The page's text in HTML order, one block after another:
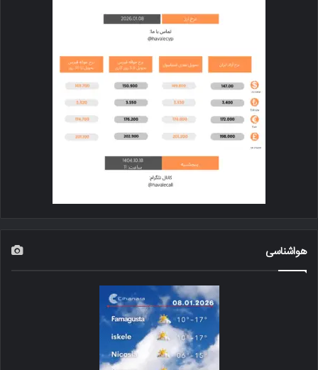
هواشناسی